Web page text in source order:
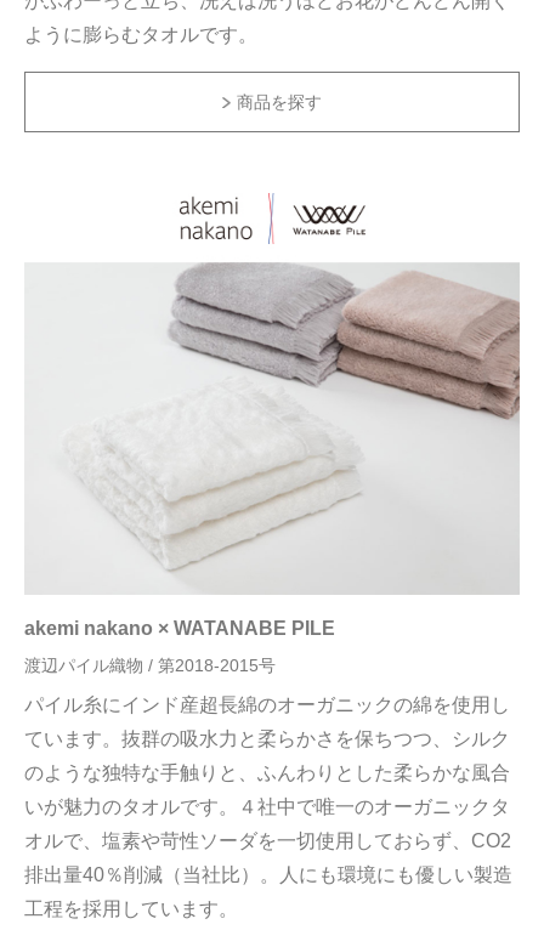
ように膨らむタオルです。
商品を探す
akemi nakano × WATANABE PILE
渡辺パイル織物 / 第2018-2015号
パイル糸にインド産超長綿のオーガニックの綿を使用し
ています。抜群の吸水力と柔らかさを保ちつつ、シルク
のような独特な手触りと、ふんわりとした柔らかな風合
いが魅力のタオルです。４社中で唯一のオーガニックタ
オルで、塩素や苛性ソーダを一切使用しておらず、CO2
排出量40％削減（当社比）。人にも環境にも優しい製造
工程を採用しています。